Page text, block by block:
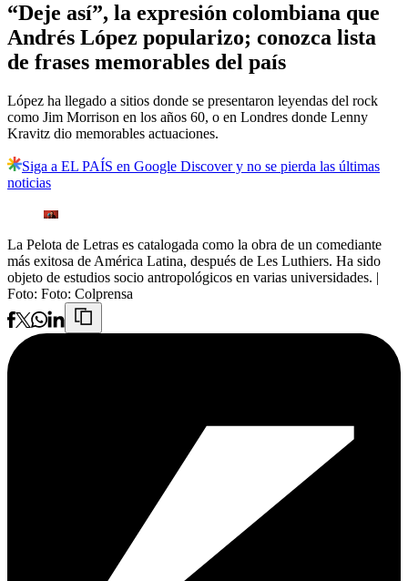
“Deje así”, la expresión colombiana que
Andrés López popularizo; conozca lista
de frases memorables del país
López ha llegado a sitios donde se presentaron leyendas del rock
como Jim Morrison en los años 60, o en Londres donde Lenny
Kravitz dio memorables actuaciones.
Siga a EL PAÍS en Google Discover y no se pierda las últimas
noticias
La Pelota de Letras es catalogada como la obra de un comediante
más exitosa de América Latina, después de Les Luthiers. Ha sido
objeto de estudios socio antropológicos en varias universidades. |
Foto: Foto: Colprensa